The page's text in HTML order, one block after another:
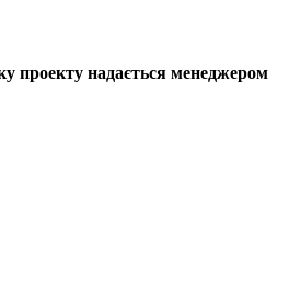
проекту надається менеджером